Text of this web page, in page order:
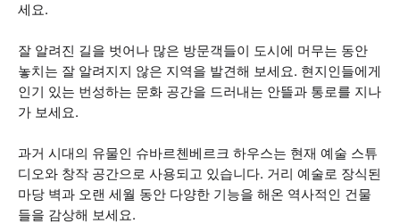
세요.
잘 알려진 길을 벗어나 많은 방문객들이 도시에 머무는 동안
놓치는 잘 알려지지 않은 지역을 발견해 보세요. 현지인들에게
인기 있는 번성하는 문화 공간을 드러내는 안뜰과 통로를 지나
가 보세요.
과거 시대의 유물인 슈바르첸베르크 하우스는 현재 예술 스튜
디오와 창작 공간으로 사용되고 있습니다. 거리 예술로 장식된
마당 벽과 오랜 세월 동안 다양한 기능을 해온 역사적인 건물
들을 감상해 보세요.